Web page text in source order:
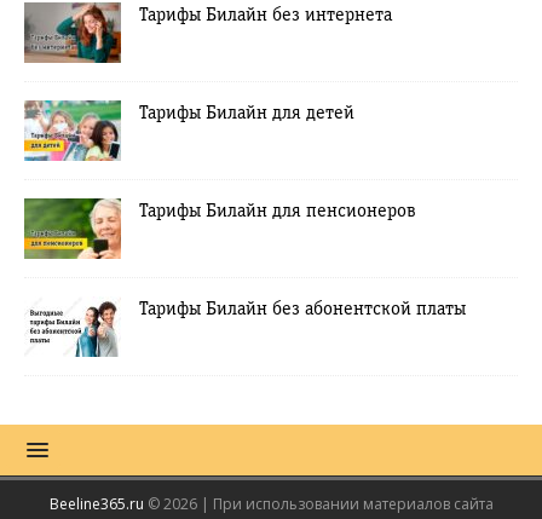
Тарифы Билайн без интернета
Тарифы Билайн для детей
Тарифы Билайн для пенсионеров
Тарифы Билайн без абонентской платы
Beeline365.ru © 2026 | При использовании материалов сайта